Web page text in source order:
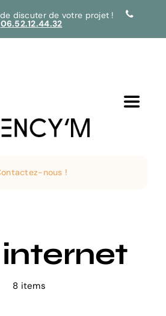
discuter de votre projet !
06.52.12.44.32
Toggle
nous !
8 items